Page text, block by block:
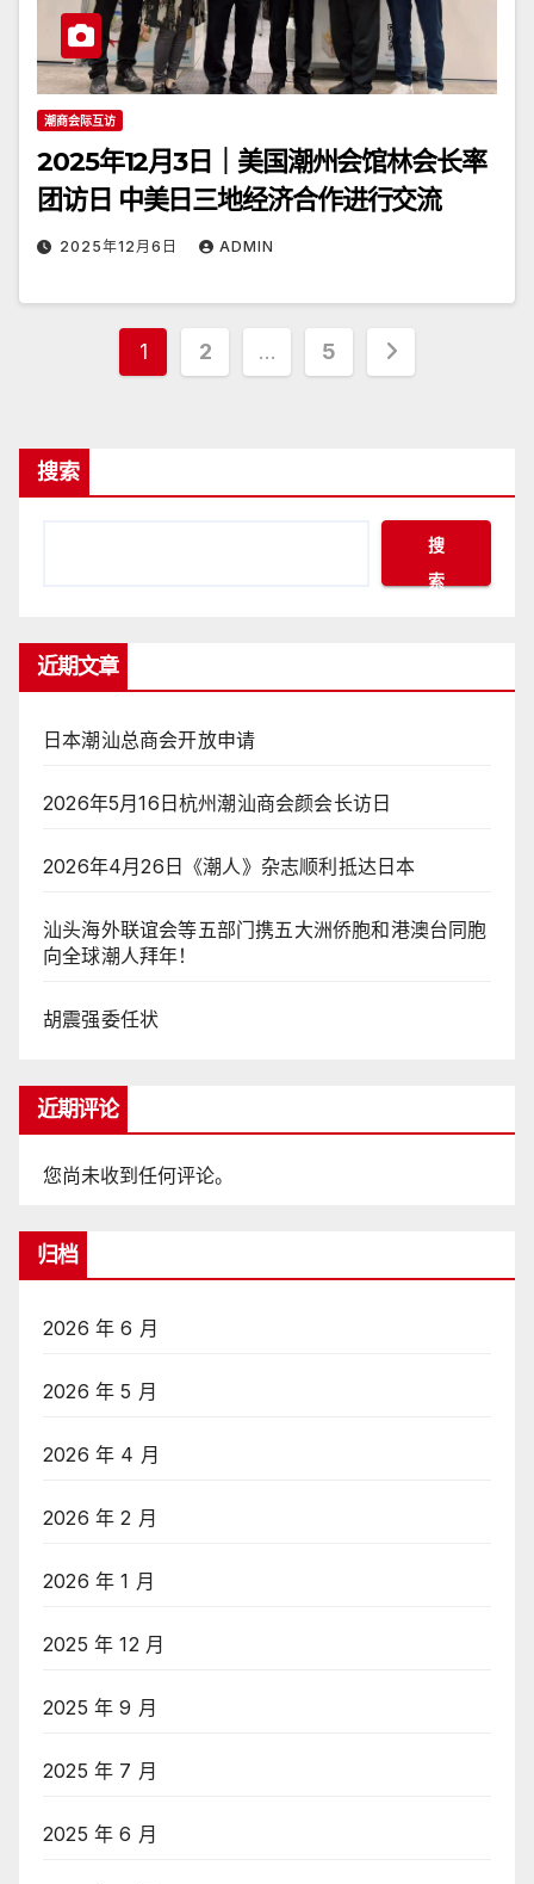
潮商会际互访
2025年12月3日｜美国潮州会馆林会长率
团访日 中美日三地经济合作进行交流
2025年12月6日 ADMIN
文
页
1 2 … 5
搜索
搜
索
近期文章
日本潮汕总商会开放申请
2026年5月16日杭州潮汕商会颜会长访日
2026年4月26日《潮人》杂志顺利抵达日本
汕头海外联谊会等五部门携五大洲侨胞和港澳台同胞
向全球潮人拜年！
胡震强委任状
近期评论
您尚未收到任何评论。
归档
2026 年 6 月
2026 年 5 月
2026 年 4 月
2026 年 2 月
2026 年 1 月
2025 年 12 月
2025 年 9 月
2025 年 7 月
2025 年 6 月